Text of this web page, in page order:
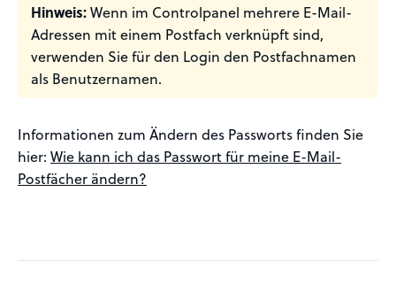
Hinweis:Wenn im Controlpanel mehrere E-Mail-
Adressen mit einem Postfach verknüpft sind,
verwenden Sie für den Login den Postfachnamen
als Benutzernamen.
Informationen zum Ändern des Passworts finden Sie
hier: Wie kann ich das Passwort für meine E-Mail-
Postfächer ändern?